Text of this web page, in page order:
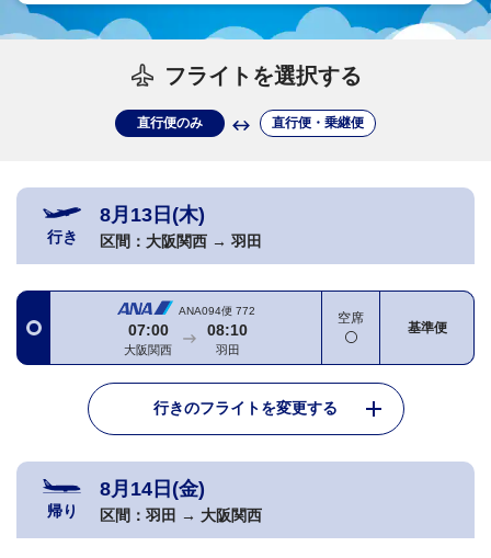
フライトを選択する
直行便のみ 直行便・乗継便
行き
8月13日(木)
区間： 大阪関西 → 羽田
ANA094便 772
07:00
大阪関西
08:10
羽田
空席
基準便
行きのフライトを変更する
帰り
8月14日(金)
区間： 羽田 → 大阪関西